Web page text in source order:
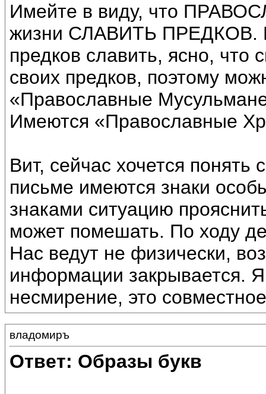
Имейте в виду, что
жизни СЛАВИТЬ ПРЕДКОВ.
предков славить, ясно, что
своих предков, поэтому
«Православные
Имеются «Православные
Вит, сейчас хочется
письме имеются знаки
знаками ситуацию
может помешать. По ходу
Нас ведут не физически,
информации закрывается.
несмирение, это
владомиръ
Ответ: Образы букв